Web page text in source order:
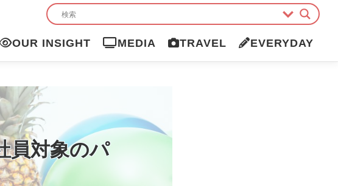
OUR INSIGHT MEDIA TRAVEL EVERYDAY
員対象のパ